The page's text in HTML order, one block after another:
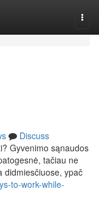
Discuss
Gyvenimo sąnaudos
tačiau ne
didmiesčiuose, ypač
to-work-while-